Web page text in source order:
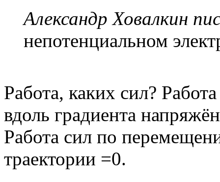
Александр Ховалкин
непотенциальном
Работа, каких сил?
вдоль градиента
Работа сил по
траектории =0.